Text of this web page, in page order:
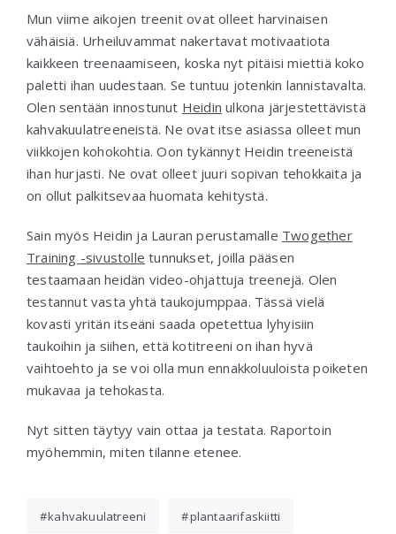
Mun viime aikojen treenit ovat olleet harvinaisen
vähäisiä. Urheiluvammat nakertavat motivaatiota
kaikkeen treenaamiseen, koska nyt pitäisi miettiä koko
paletti ihan uudestaan. Se tuntuu jotenkin lannistavalta.
Olen sentään innostunut Heidin ulkona järjestettävistä
kahvakuulatreeneistä. Ne ovat itse asiassa olleet mun
viikkojen kohokohtia. Oon tykännyt Heidin treeneistä
ihan hurjasti. Ne ovat olleet juuri sopivan tehokkaita ja
on ollut palkitsevaa huomata kehitystä.
Sain myös Heidin ja Lauran perustamalle Twogether
Training -sivustolle tunnukset, joilla pääsen
testaamaan heidän video-ohjattuja treenejä. Olen
testannut vasta yhtä taukojumppaa. Tässä vielä
kovasti yritän itseäni saada opetettua lyhyisiin
taukoihin ja siihen, että kotitreeni on ihan hyvä
vaihtoehto ja se voi olla mun ennakkoluuloista poiketen
mukavaa ja tehokasta.
Nyt sitten täytyy vain ottaa ja testata. Raportoin
myöhemmin, miten tilanne etenee.
kahvakuulatreeni plantaarifaskiitti